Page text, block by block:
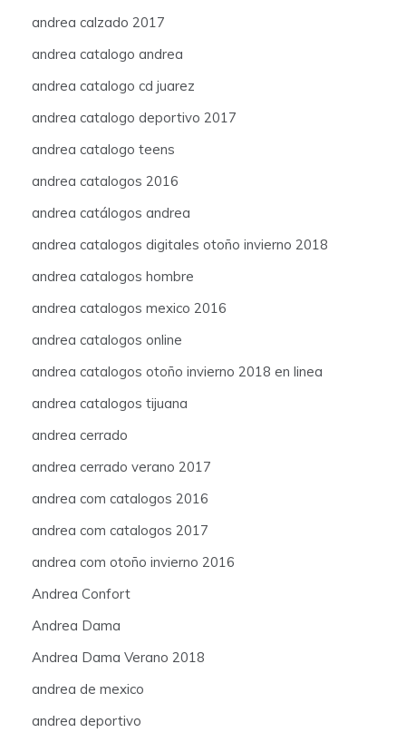
andrea calzado 2017
andrea catalogo andrea
andrea catalogo cd juarez
andrea catalogo deportivo 2017
andrea catalogo teens
andrea catalogos 2016
andrea catálogos andrea
andrea catalogos digitales otoño invierno 2018
andrea catalogos hombre
andrea catalogos mexico 2016
andrea catalogos online
andrea catalogos otoño invierno 2018 en linea
andrea catalogos tijuana
andrea cerrado
andrea cerrado verano 2017
andrea com catalogos 2016
andrea com catalogos 2017
andrea com otoño invierno 2016
Andrea Confort
Andrea Dama
Andrea Dama Verano 2018
andrea de mexico
andrea deportivo